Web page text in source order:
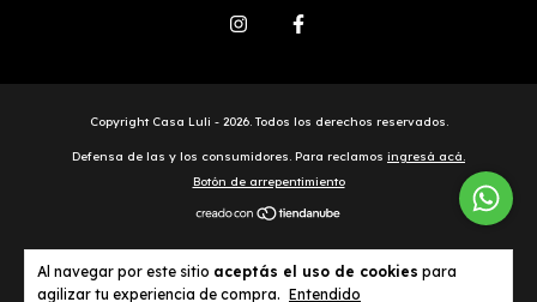
Al navegar por este sitio aceptás el uso de cookies para
agilizar tu experiencia de compra. Entendido
Copyright Casa Luli - 2026. Todos los derechos reservados.
Defensa de las y los consumidores. Para reclamos ingresá acá.
Botón de arrepentimiento